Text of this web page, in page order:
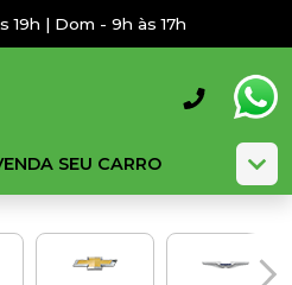
19h | Dom - 9h às 17h
SEU CARRO